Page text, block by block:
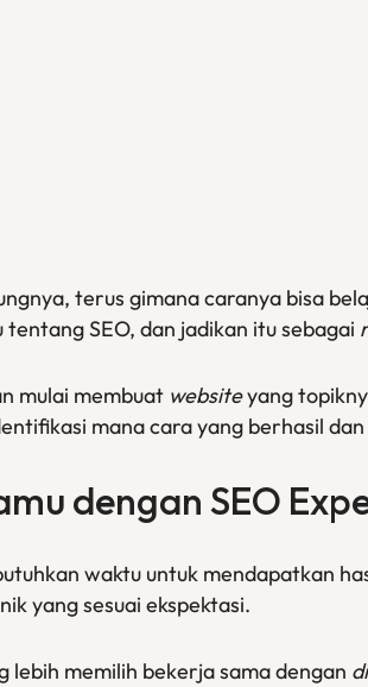
terus gimana caranya bisa
SEO, dan jadikan itu sebagai
mulai membuat websiteyang
mana cara yang berhasil
dengan SEO
waktu untuk mendapatkan
yang sesuai ekspektasi.
lebih memilih bekerja sama dengan